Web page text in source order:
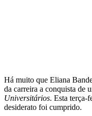
Há muito que Eliana
da carreira a conquista de
Universitários. Esta terça-
desiderato foi cumprido.